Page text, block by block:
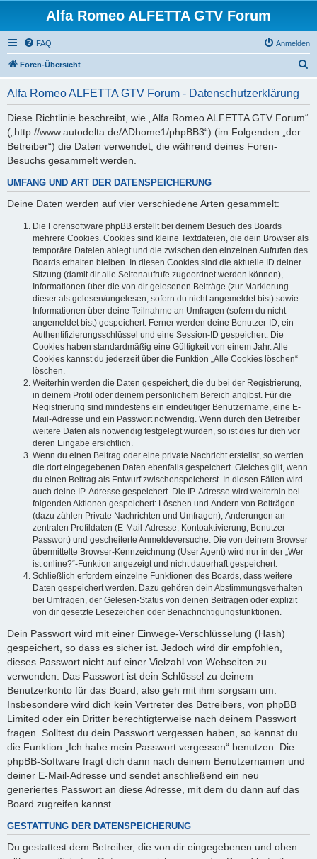
Alfa Romeo ALFETTA GTV Forum
FAQ Anmelden
Foren-Übersicht
Alfa Romeo ALFETTA GTV Forum - Datenschutzerklärung
Diese Richtlinie beschreibt, wie „Alfa Romeo ALFETTA GTV Forum“
(„http://www.autodelta.de/ADhome1/phpBB3“) (im Folgenden „der
Betreiber“) die Daten verwendet, die während deines Foren-
Besuchs gesammelt werden.
UMFANG UND ART DER DATENSPEICHERUNG
Deine Daten werden auf vier verschiedene Arten gesammelt:
Die Forensoftware phpBB erstellt bei deinem Besuch des Boards
mehrere Cookies. Cookies sind kleine Textdateien, die dein Browser als
temporäre Dateien ablegt und die zwischen den einzelnen Aufrufen des
Boards erhalten bleiben. In diesen Cookies sind die aktuelle ID deiner
Sitzung (damit dir alle Seitenaufrufe zugeordnet werden können),
Informationen über die von dir gelesenen Beiträge (zur Markierung
dieser als gelesen/ungelesen; sofern du nicht angemeldet bist) sowie
Informationen über deine Teilnahme an Umfragen (sofern du nicht
angemeldet bist) gespeichert. Ferner werden deine Benutzer-ID, ein
Authentifizierungsschlüssel und eine Session-ID gespeichert. Die
Cookies haben standardmäßig eine Gültigkeit von einem Jahr. Alle
Cookies kannst du jederzeit über die Funktion „Alle Cookies löschen“
löschen.
Weiterhin werden die Daten gespeichert, die du bei der Registrierung,
in deinem Profil oder deinem persönlichem Bereich angibst. Für die
Registrierung sind mindestens ein eindeutiger Benutzername, eine E-
Mail-Adresse und ein Passwort notwendig. Wenn durch den Betreiber
weitere Daten als notwendig festgelegt wurden, so ist dies für dich vor
deren Eingabe ersichtlich.
Wenn du einen Beitrag oder eine private Nachricht erstellst, so werden
die dort eingegebenen Daten ebenfalls gespeichert. Gleiches gilt, wenn
du einen Beitrag als Entwurf zwischenspeicherst. In diesen Fällen wird
auch deine IP-Adresse gespeichert. Die IP-Adresse wird weiterhin bei
folgenden Aktionen gespeichert: Löschen und Ändern von Beiträgen
(dazu zählen Private Nachrichten und Umfragen), Änderungen an
zentralen Profildaten (E-Mail-Adresse, Kontoaktivierung, Benutzer-
Passwort) und gescheiterte Anmeldeversuche. Die von deinem Browser
übermittelte Browser-Kennzeichnung (User Agent) wird nur in der „Wer
ist online?“-Funktion angezeigt und nicht dauerhaft gespeichert.
Schließlich erfordern einzelne Funktionen des Boards, dass weitere
Daten gespeichert werden. Dazu gehören dein Abstimmungsverhalten
bei Umfragen, der Gelesen-Status von deinen Beiträgen oder explizit
von dir gesetzte Lesezeichen oder Benachrichtigungsfunktionen.
Dein Passwort wird mit einer Einwege-Verschlüsselung (Hash)
gespeichert, so dass es sicher ist. Jedoch wird dir empfohlen,
dieses Passwort nicht auf einer Vielzahl von Webseiten zu
verwenden. Das Passwort ist dein Schlüssel zu deinem
Benutzerkonto für das Board, also geh mit ihm sorgsam um.
Insbesondere wird dich kein Vertreter des Betreibers, von phpBB
Limited oder ein Dritter berechtigterweise nach deinem Passwort
fragen. Solltest du dein Passwort vergessen haben, so kannst du
die Funktion „Ich habe mein Passwort vergessen“ benutzen. Die
phpBB-Software fragt dich dann nach deinem Benutzernamen und
deiner E-Mail-Adresse und sendet anschließend ein neu
generiertes Passwort an diese Adresse, mit dem du dann auf das
Board zugreifen kannst.
GESTATTUNG DER DATENSPEICHERUNG
Du gestattest dem Betreiber, die von dir eingegebenen und oben